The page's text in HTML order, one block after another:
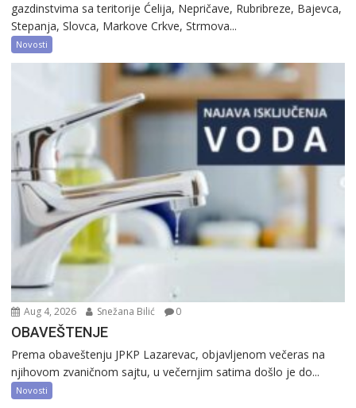
gazdinstvima sa teritorije Ćelija, Nepričave, Rubribreze, Bajevca,
Stepanja, Slovca, Markove Crkve, Strmova...
Novosti
Aug 4, 2026 Snežana Bilić 0
OBAVEŠTENJE
Prema obaveštenju JPKP Lazarevac, objavljenom večeras na
njihovom zvaničnom sajtu, u večernjim satima došlo je do...
Novosti